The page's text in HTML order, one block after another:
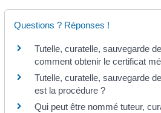
Questions ? Réponses !
Tutelle, curatelle, sauvegarde
comment obtenir le certificat
Tutelle, curatelle, sauvegarde
est la procédure ?
Qui peut être nommé tuteur,